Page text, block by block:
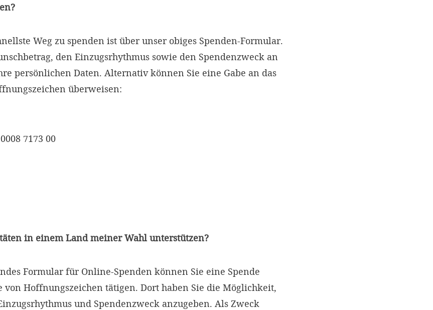
Weg zu spenden ist über unser obiges Spenden-Formular.
den Einzugsrhythmus sowie den Spendenzweck an
persönlichen Daten. Alternativ können Sie eine Gabe an das
überweisen:
7173 00
in einem Land meiner Wahl unterstützen?
Formular für Online-Spenden können Sie eine Spende
von Hoffnungszeichen tätigen. Dort haben Sie die Möglichkeit,
und Spendenzweck anzugeben. Als Zweck